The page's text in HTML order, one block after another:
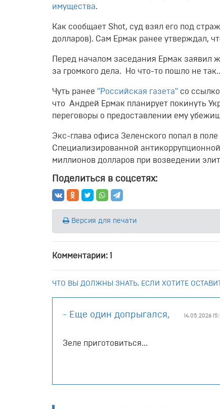
имущества.
Как сообщает Shot, суд взял его под
долларов). Сам Ермак ранее утверждал,
Перед началом заседания Ермак заявил
за громкого дела. Но что-то пошло не
Чуть ранее "Российская газета" со
что Андрей Ермак планирует покинуть
переговоры о предоставлении ему
Экс-глава офиса Зеленского попал в
Специализированной
миллионов долларов при возведении
Поделиться в соцсетях:
Версия для печати
Комментарии: 1
ЧТО ВЫ ДОЛЖНЫ ЗНАТЬ, ЕСЛИ ХОТИТЕ
- Еще один допрыгался, 14.05.2026
Зеле приготовиться...